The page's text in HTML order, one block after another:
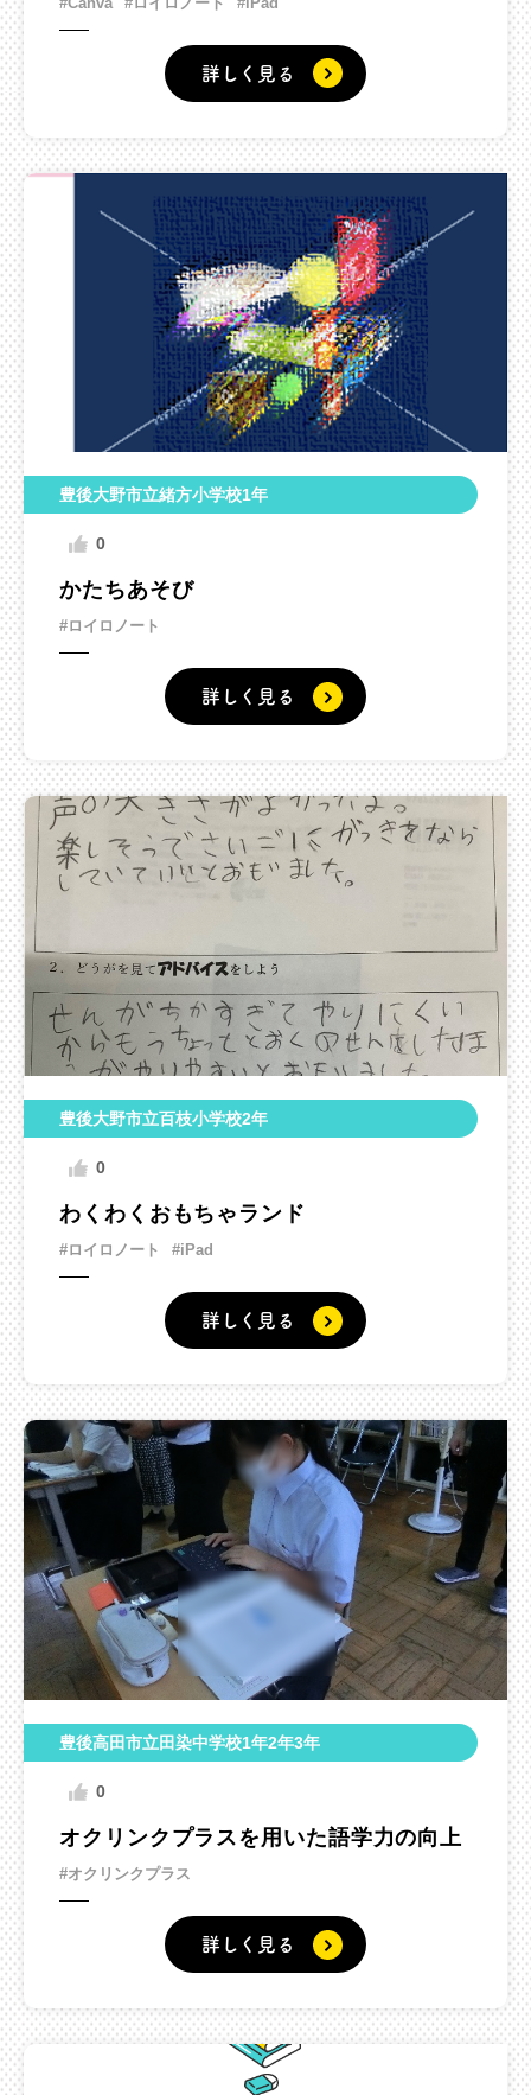
う。
詳しく見る
豊後大野市立緒方小学校1年
0
かたちあそび
#ロイロノート
詳しく見る
豊後大野市立百枝小学校2年
0
わくわくおもちゃランド
#ロイロノート #iPad
詳しく見る
豊後高田市立田染中学校1年2年3年
0
オクリンクプラスを用いた語学力の向上
#オクリンクプラス
詳しく見る